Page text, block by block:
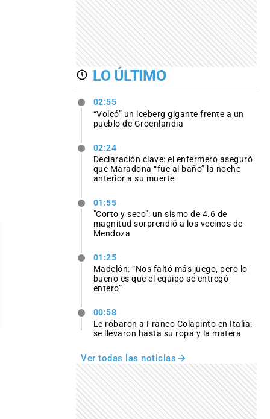
LO ÚLTIMO
02:55
“Volcó” un iceberg gigante frente a un
pueblo de Groenlandia
02:24
Declaración clave: el enfermero aseguró
que Maradona “fue al baño” la noche
anterior a su muerte
01:55
"Corto y seco": un sismo de 4.6 de
magnitud sorprendió a los vecinos de
Mendoza
01:25
Madelón: “Nos faltó más juego, pero lo
bueno es que el equipo se entregó
entero”
00:58
Le robaron a Franco Colapinto en Italia:
se llevaron hasta su ropa y la matera
Ver todas las noticias